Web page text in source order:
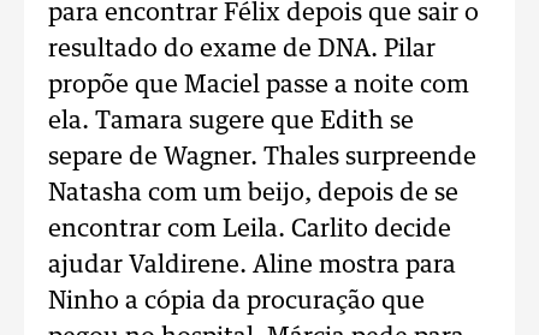
para encontrar Félix depois que sair o
resultado do exame de DNA. Pilar
propõe que Maciel passe a noite com
ela. Tamara sugere que Edith se
separe de Wagner. Thales surpreende
Natasha com um beijo, depois de se
encontrar com Leila. Carlito decide
ajudar Valdirene. Aline mostra para
Ninho a cópia da procuração que